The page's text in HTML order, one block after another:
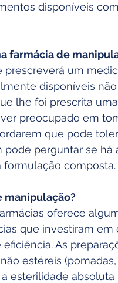
disponíveis
farmácia de
prescreverá um
disponíveis
lhe foi prescrita
preocupado em
que pode
perguntar se há
composta.
manipulação?
oferece
que investiram
As
estéreis
esterilidade